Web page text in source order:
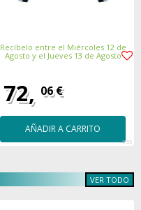
Recíbelo entre el Miércoles 12 de
Agosto y el Jueves 13 de Agosto
72, 06 €
AÑADIR A CARRITO
4755
VER TODO